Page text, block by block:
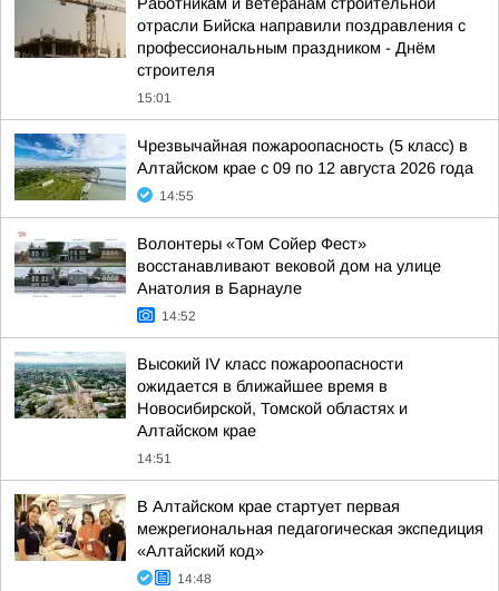
отрасли Бийска направили поздравления с
профессиональным праздником - Днём
строителя
15:01
Чрезвычайная пожароопасность (5 класс) в
Алтайском крае с 09 по 12 августа 2026 года
14:55
Волонтеры «Том Сойер Фест»
восстанавливают вековой дом на улице
Анатолия в Барнауле
14:52
Высокий IV класс пожароопасности
ожидается в ближайшее время в
Новосибирской, Томской областях и
Алтайском крае
14:51
В Алтайском крае стартует первая
межрегиональная педагогическая экспедиция
«Алтайский код»
14:48